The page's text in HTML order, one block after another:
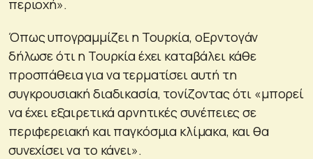
περιοχή».
Όπως υπογραμμίζει η Τουρκία, οΕρντογάν
δήλωσε ότι η Τουρκία έχει καταβάλει κάθε
προσπάθεια για να τερματίσει αυτή τη
συγκρουσιακή διαδικασία, τονίζοντας ότι «μπορεί
να έχει εξαιρετικά αρνητικές συνέπειες σε
περιφερειακή και παγκόσμια κλίμακα, και θα
συνεχίσει να το κάνει».